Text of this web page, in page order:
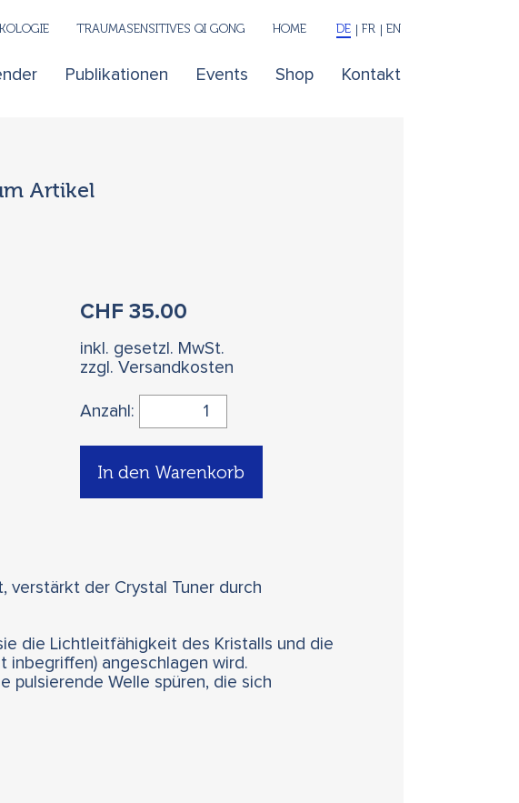
Publikationen Events Shop Kontakt
TRAUMASENSITIVES QI GONG HOME DE FR EN
Artikel
CHF 35.00
inkl. gesetzl. MwSt.
zzgl. Versandkosten
Anzahl:
In den Warenkorb
verstärkt der Crystal Tuner durch
die Lichtleitfähigkeit des Kristalls und die
inbegriffen) angeschlagen wird.
pulsierende Welle spüren, die sich